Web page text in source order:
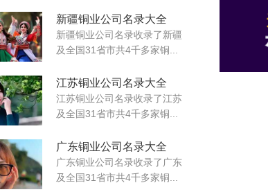
新疆铜业公司名录大全
新疆铜业公司名录收录了新疆
及全国31省市共4千多家铜...
江苏铜业公司名录大全
江苏铜业公司名录收录了江苏
及全国31省市共4千多家铜...
广东铜业公司名录大全
广东铜业公司名录收录了广东
及全国31省市共4千多家铜...